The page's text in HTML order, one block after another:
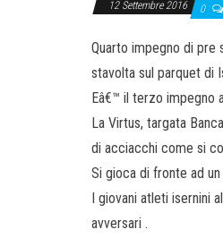
12 Settembre 2016 0
Quarto impegno di pre
stavolta sul parquet di
Eâ€™ il terzo impegno
La Virtus, targata
di acciacchi come si
Si gioca di fronte ad
I giovani atleti isernini
avversari .